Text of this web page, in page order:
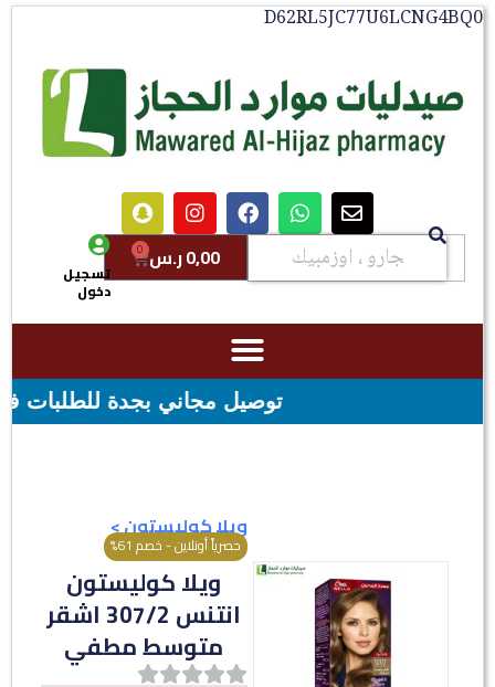
D62RL5JC77U6LCNG4BQ0
0,00ر.س 0
تسجيل
دخول
توصيل مجاني بجدة للطلبات فوق قيمه ال ١٠٠ ريال - شحن مجاني لقيمه اكثر من
ويلا كوليستون>
حصرياً أونلاين - خصم 61%
ويلا كوليستون
انتنس 307/2 اشقر
متوسط مطفي